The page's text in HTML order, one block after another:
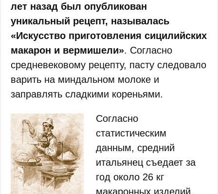
лет назад был опубликован
уникальный рецепт, называлась
«Искусство приготовления сицилийских
макарон и вермишели». Согласно
средневековому рецепту, пасту следовало
варить на миндальном молоке и
заправлять сладкими кореньями.
Согласно
статистическим
данным, средний
итальянец съедает за
год около 26 кг
макаронных изделий.